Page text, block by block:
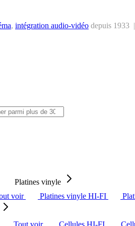
, intégration audio-vidéo depuis 1933 |
Platines vinyle
voir Platines vinyle HI-FI
Tout voir Cellules HI-FI